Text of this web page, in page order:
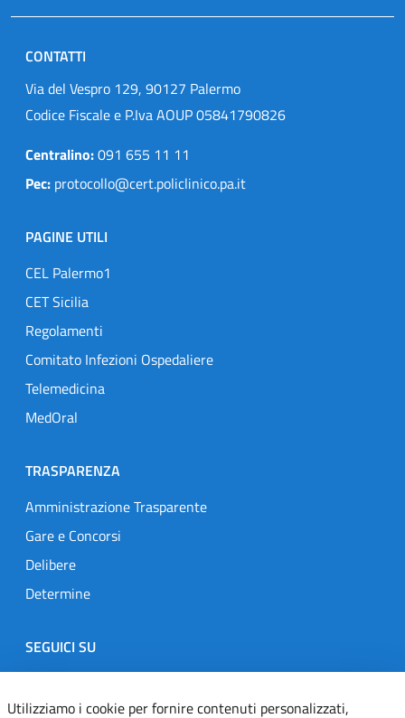
CONTATTI
Via del Vespro 129, 90127 Palermo
Codice Fiscale e P.Iva AOUP 05841790826
Centralino:091 655 11 11
Pec: protocollo@cert.policlinico.pa.it
PAGINE UTILI
CEL Palermo1
CET Sicilia
Regolamenti
Comitato Infezioni Ospedaliere
Telemedicina
MedOral
TRASPARENZA
Amministrazione Trasparente
Gare e Concorsi
Delibere
Determine
SEGUICI SU
Designers Italia
TwitterInstagramYoutubeLinkedin
Utilizziamo i cookie per fornire contenuti personalizzati,